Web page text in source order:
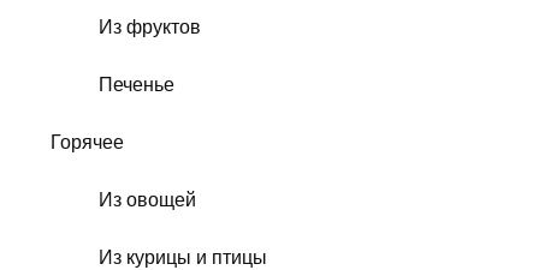
Из фруктов
Печенье
Горячее
Из овощей
Из курицы и птицы